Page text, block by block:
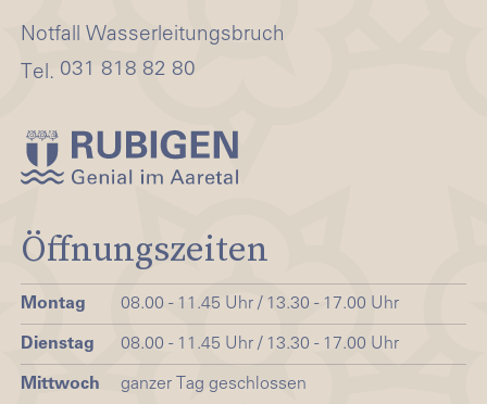
Notfall Wasserleitungsbruch
Tel. 031 818 82 80
Öffnungszeiten
Montag 08.00 - 11.45 Uhr / 13.30 - 17.00 Uhr
Dienstag 08.00 - 11.45 Uhr / 13.30 - 17.00 Uhr
Mittwoch ganzer Tag geschlossen